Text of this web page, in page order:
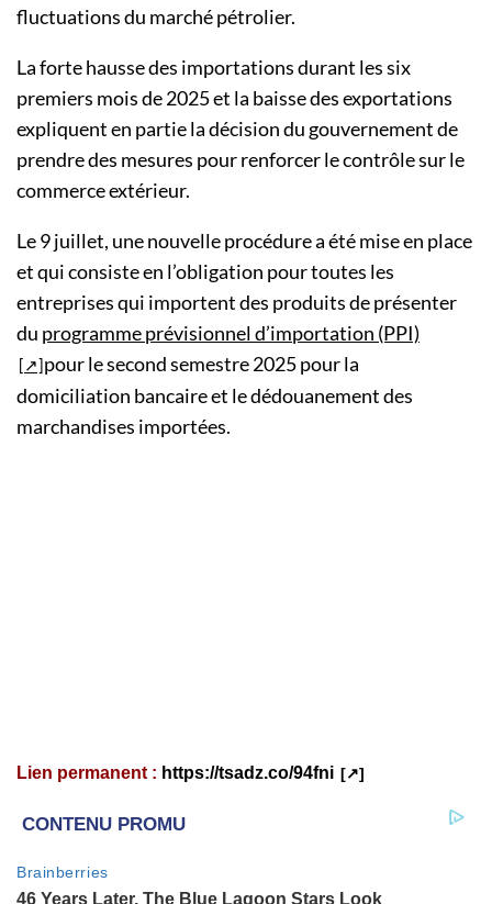
fluctuations du marché pétrolier.
La forte hausse des importations durant les six
premiers mois de 2025 et la baisse des exportations
expliquent en partie la décision du gouvernement de
prendre des mesures pour renforcer le contrôle sur le
commerce extérieur.
Le 9 juillet, une nouvelle procédure a été mise en place
et qui consiste en l’obligation pour toutes les
entreprises qui importent des produits de présenter
du programme prévisionnel d’importation (PPI)
pour le second semestre 2025 pour la
domiciliation bancaire et le dédouanement des
marchandises importées.
Lien permanent : https://tsadz.co/94fni